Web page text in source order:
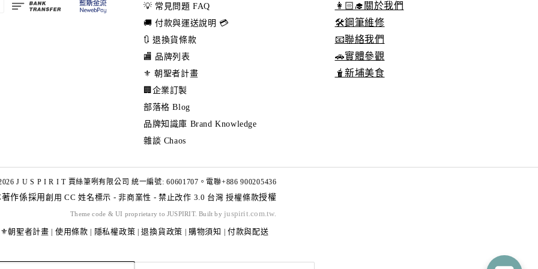
💡 常見問題 FAQ
🚚 付款與運送說明 💳
🔃 退換貨條款
🏬 品牌列表
⚜️ 朝聖者計畫
🏢企業訂製
部落格 Blog
品牌知識庫 Brand Knowledge
雜談 Chaos
👩🏻‍🎓關於我們
🛠️鋼筆維修
📧聯絡我們
🚗實體參觀
🧋新埔美食
J U S P I R I T 賈絲筆咧有限公司 統一編號: 60601707。電聯+886 900205436
著作係採用創用 CC 姓名標示 - 非商業性 - 禁止改作 3.0 台灣 授權條款授權
Theme code & UI proprietary to JUSPIRIT. Built by juspirit.com.tw
⚜️朝聖者計畫 使用條款 隱私權政策 |退換貨政策 購物須知 付款與配送